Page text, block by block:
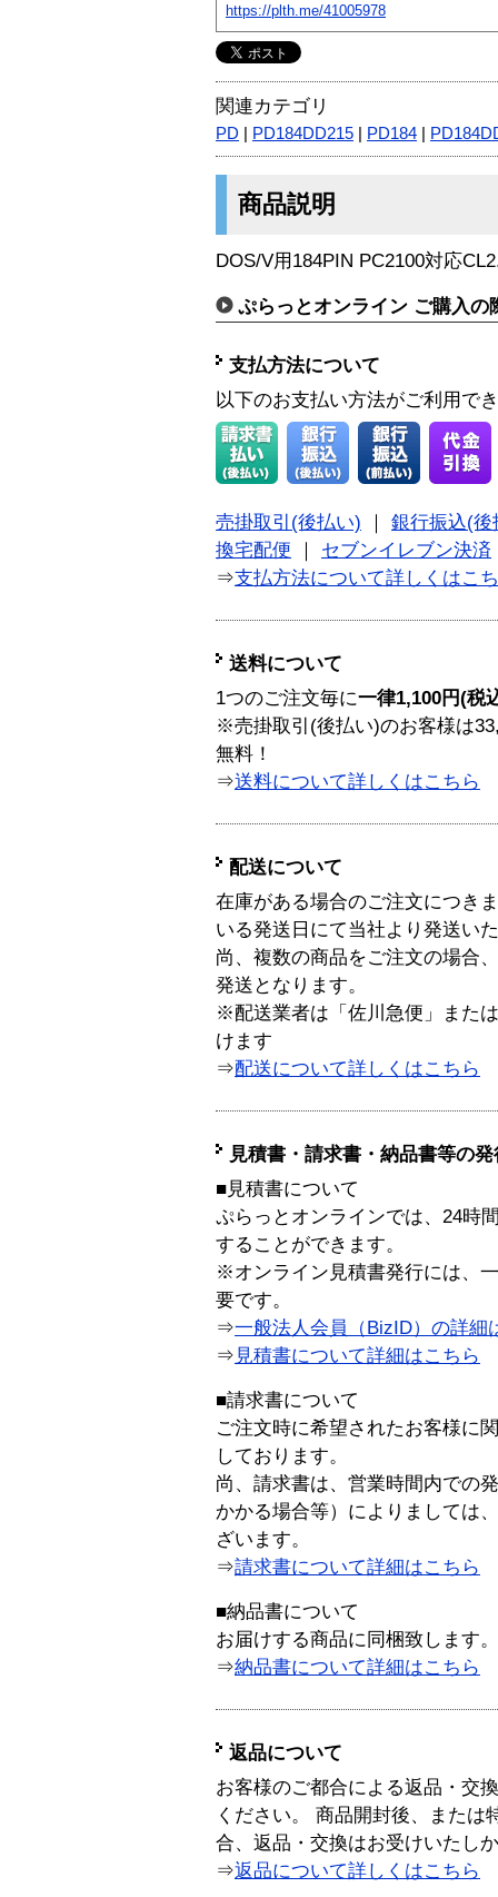
https://plth.me/41005978
関連カテゴリ
PD PD184DD215 PD184
商品説明
DOS/V用184PIN PC2100対応
ぷらっとオンライン ご購入の
支払方法について
以下のお支払い方法がご利用で
売掛取引(後払い)
銀行振込(後
換宅配便
セブンイレブン決済
⇒支払方法について詳しくはこ
送料について
1つのご注文毎に一律1,100円(税
※売掛取引(後払い)のお客様は
無料！
⇒送料について詳しくはこちら
配送について
在庫がある場合のご注文につき
いる発送日にて当社より発送い
尚、複数の商品をご注文の場合
発送となります。
※配送業者は「佐川急便」また
けます
⇒配送について詳しくはこちら
見積書・請求書・納品書等の
■見積書について
ぷらっとオンラインでは、24時
することができます。
※オンライン見積書発行には、
要です。
⇒一般法人会員（BizID）の詳細
⇒ 見積書について詳細はこちら
■請求書について
ご注文時に希望されたお客様に
しております。
尚、請求書は、営業時間内での
かかる場合等）によりましては
ざいます。
⇒請求書について詳細はこちら
■納品書について
お届けする商品に同梱致します。
⇒納品書について詳細はこちら
返品について
お客様のご都合による返品・交
ください。 商品開封後、または
合、返品・交換はお受けいたし
⇒返品について詳しくはこちら